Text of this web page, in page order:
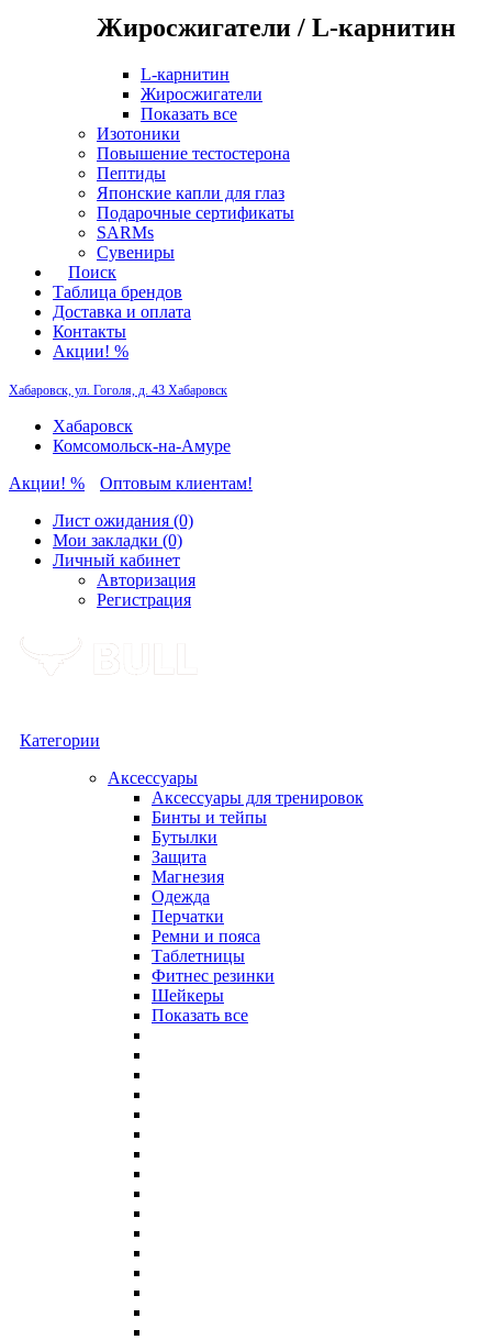
Жиросжигатели / L-карнитин
L-карнитин
Жиросжигатели
Показать все
Изотоники
Повышение тестостерона
Пептиды
Японские капли для глаз
Подарочные сертификаты
SARMs
Сувениры
Поиск
Таблица брендов
Доставка и оплата
Контакты
Акции! %
Хабаровск, ул. Гоголя, д. 43 Хабаровск
Хабаровск
Комсомольск-на-Амуре
Акции! %
Оптовым клиентам!
Лист ожидания (0)
Мои закладки (0)
Личный кабинет
Авторизация
Регистрация
Категории
Аксессуары
Аксессуары для тренировок
Бинты и тейпы
Бутылки
Защита
Магнезия
Одежда
Перчатки
Ремни и пояса
Таблетницы
Фитнес резинки
Шейкеры
Показать все